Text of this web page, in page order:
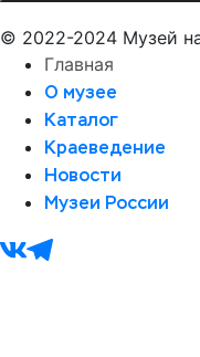
© 2022-2024 Музей
Главная
О музее
Каталог
Краеведение
Новости
Музеи России